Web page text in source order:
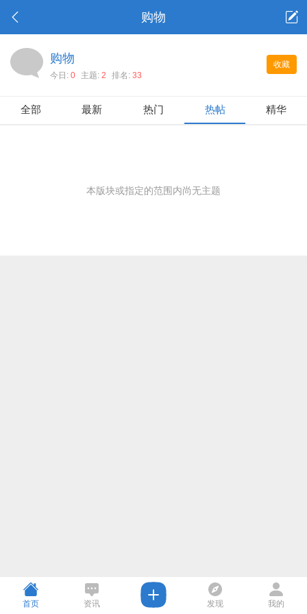
购物
收藏
购物
今日: 0 主题: 2 排名: 33
全部 最新 热门 热帖 精华
本版块或指定的范围内尚无主题
首页 资讯 发现 我的